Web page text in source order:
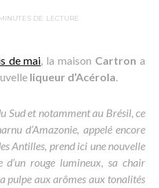
DE LECTURE
de mai, la maison Cartron a
liqueur d’Acérola.
Sud et notamment au Brésil, ce
d’Amazonie, appelé encore
Antilles, prend ici une nouvelle
d’un rouge lumineux, sa chair
pulpe aux arômes aux tonalités